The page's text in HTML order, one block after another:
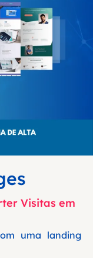
Visitas em
uma landing